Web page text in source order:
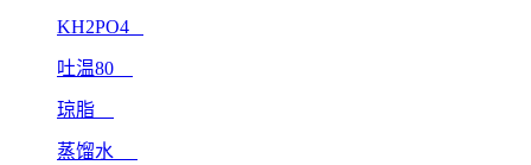
KH2PO4
吐温80
琼脂
蒸馏水